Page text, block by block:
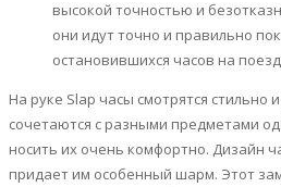
высокой точностью и
они идут точно и правильно
остановившихся часов на
На руке Slap часы смотрятся стильно
сочетаются с разными предметами
носить их очень комфортно. Дизайн
придает им особенный шарм. Этот